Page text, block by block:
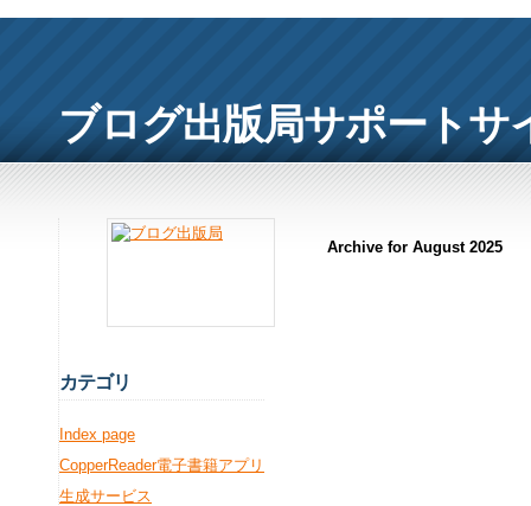
ブログ出版局サポートサ
Archive for August 2025
カテゴリ
Index page
CopperReader電子書籍アプリ
生成サービス